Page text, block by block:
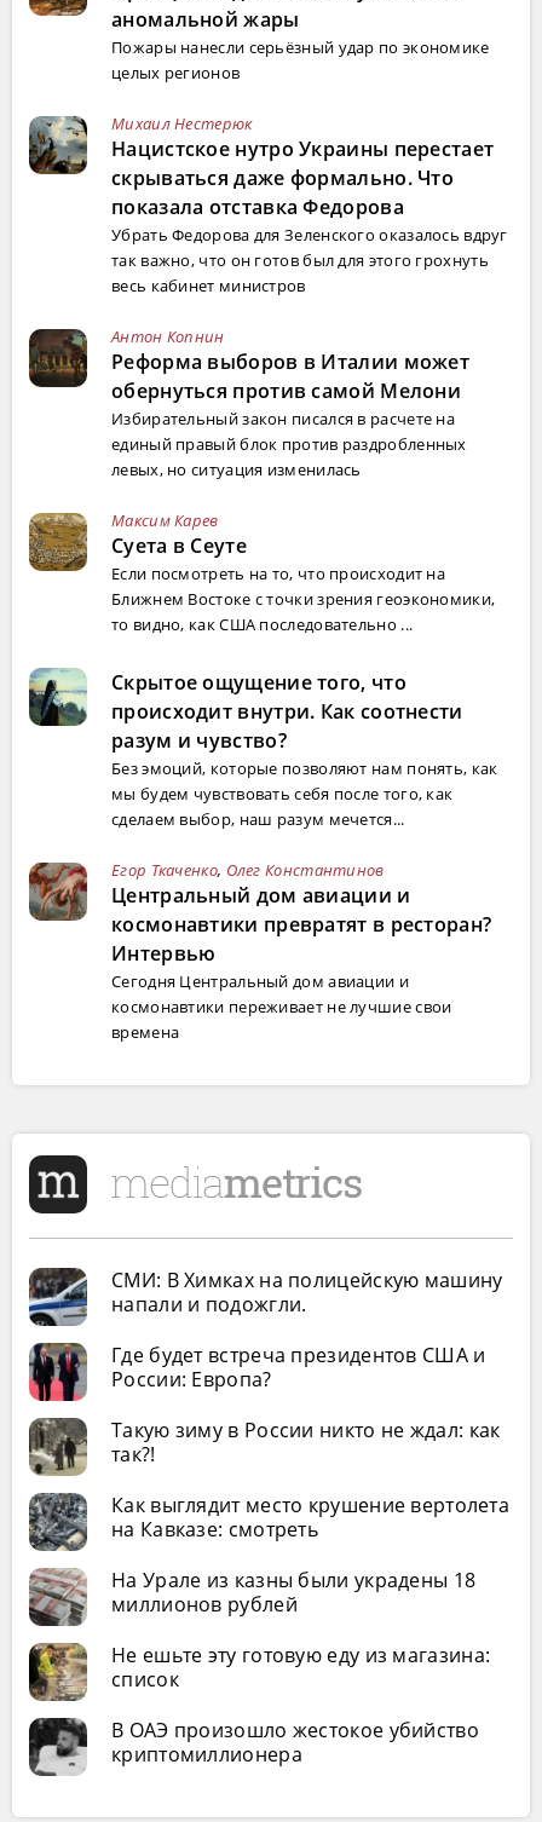
аномальной жары
Пожары нанесли серьёзный удар по экономике
целых регионов
Михаил Нестерюк
Нацистское нутро Украины перестает
скрываться даже формально. Что
показала отставка Федорова
Убрать Федорова для Зеленского оказалось вдруг
так важно, что он готов был для этого грохнуть
весь кабинет министров
Антон Копнин
Реформа выборов в Италии может
обернуться против самой Мелони
Избирательный закон писался в расчете на
единый правый блок против раздробленных
левых, но ситуация изменилась
Максим Карев
Суета в Сеуте
Если посмотреть на то, что происходит на
Ближнем Востоке с точки зрения геоэкономики,
то видно, как США последовательно ...
Скрытое ощущение того, что
происходит внутри. Как соотнести
разум и чувство?
Без эмоций, которые позволяют нам понять, как
мы будем чувствовать себя после того, как
сделаем выбор, наш разум мечется...
Егор Ткаченко, Олег Константинов
Центральный дом авиации и
космонавтики превратят в ресторан?
Интервью
Сегодня Центральный дом авиации и
космонавтики переживает не лучшие свои
времена
СМИ: В Химках на полицейскую машину
напали и подожгли.
Где будет встреча президентов США и
России: Европа?
Такую зиму в России никто не ждал: как
так?!
Как выглядит место крушение вертолета
на Кавказе: смотреть
На Урале из казны были украдены 18
миллионов рублей
Не ешьте эту готовую еду из магазина:
список
В ОАЭ произошло жестокое убийство
криптомиллионера